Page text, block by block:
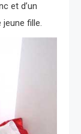
et d’un
jeune fille.